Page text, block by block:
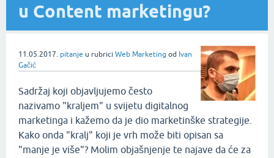
u Content marketingu?
11.05.2017. pitanje u rubrici Web Marketing od Ivan
Gačić
Sadržaj koji objavljujemo često
nazivamo "kraljem" u svijetu digitalnog
marketinga i kažemo da je dio marketinške strategije.
Kako onda "kralj" koji je vrh može biti opisan sa
"manje je više"? Molim objašnjenje te najave da će za